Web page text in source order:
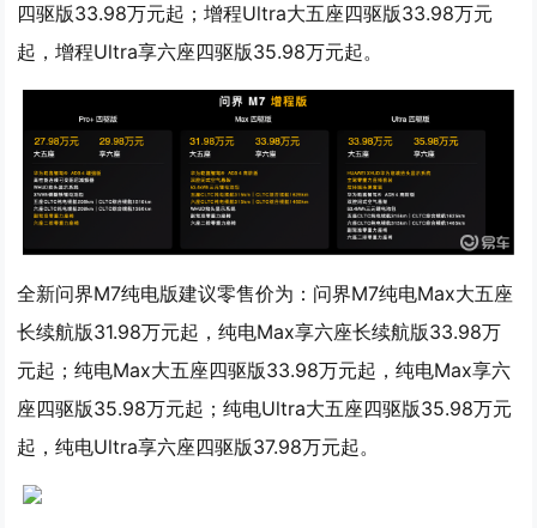
四驱版33.98万元起；增程Ultra大五座四驱版33.98万元
起，增程Ultra享六座四驱版35.98万元起。
全新问界M7纯电版建议零售价为：问界M7纯电Max大五座
长续航版31.98万元起，纯电Max享六座长续航版33.98万
元起；纯电Max大五座四驱版33.98万元起，纯电Max享六
座四驱版35.98万元起；纯电Ultra大五座四驱版35.98万元
起，纯电Ultra享六座四驱版37.98万元起。